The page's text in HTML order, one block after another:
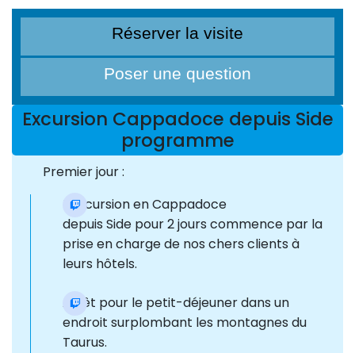
Réserver la visite
Poser une question
Excursion Cappadoce depuis Side
programme
Premier jour :
L'excursion en Cappadoce
depuis Side pour 2 jours commence par la
prise en charge de nos chers clients à
leurs hôtels.
Arrêt pour le petit-déjeuner dans un
endroit surplombant les montagnes du
Taurus.